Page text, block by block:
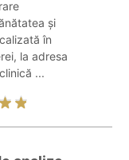
și
în
la adresa
...